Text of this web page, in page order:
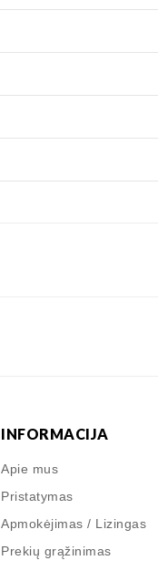
INFORMACIJA
Apie mus
Pristatymas
Apmokėjimas / Lizingas
Prekių grąžinimas